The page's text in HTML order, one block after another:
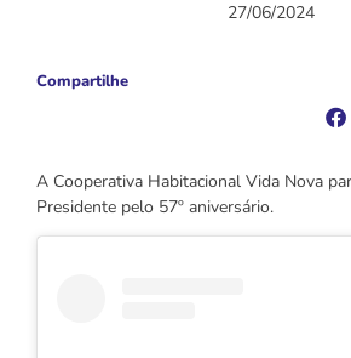
27/06/2024
Compartilhe
A Cooperativa Habitacional Vida Nova
Presidente pelo 57º aniversário.